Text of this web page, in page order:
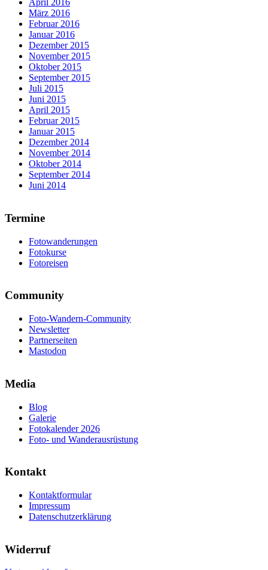
April 2016
März 2016
Februar 2016
Januar 2016
Dezember 2015
November 2015
Oktober 2015
September 2015
Juli 2015
Juni 2015
April 2015
Februar 2015
Januar 2015
Dezember 2014
November 2014
Oktober 2014
September 2014
Juni 2014
Termine
Fotowanderungen
Fotokurse
Fotoreisen
Community
Foto-Wandern-Community
Newsletter
Partnerseiten
Mastodon
Media
Blog
Galerie
Fotokalender 2026
Foto- und Wanderausrüstung
Kontakt
Kontaktformular
Impressum
Datenschutzerklärung
Widerruf